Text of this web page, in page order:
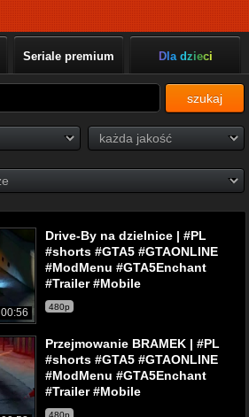
Seriale premium Dla dzieci
szukaj
00:56
Drive-By na dzielnice | #PL
#shorts #GTA5 #GTAONLINE
#ModMenu #GTA5Enchant
#Trailer #Mobile
480p
Przejmowanie BRAMEK | #PL
#shorts #GTA5 #GTAONLINE
#ModMenu #GTA5Enchant
#Trailer #Mobile
480p